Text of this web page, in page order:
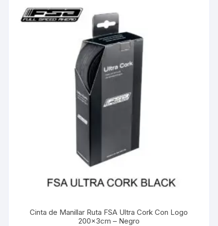
Cinta de Manillar Ruta FSA Ultra Cork Con Logo
200x3cm – Negro